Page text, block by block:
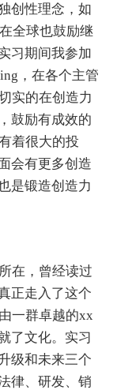
创性理念，如
全球也鼓励继
习期间我参加
，在各个主管
实的在创造力
鼓励有成效的
着很大的投
会有更多创造
是锻造创造力
在，曾经读过
正走入了这个
一群卓越的xx
了文化。实习
级和未来三个
律、研发、销